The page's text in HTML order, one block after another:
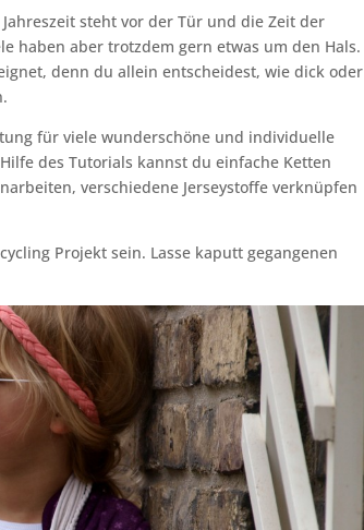
steht vor der Tür und die Zeit der
haben aber trotzdem gern etwas um den Hals.
denn du allein entscheidest, wie dick oder
für viele wunderschöne und individuelle
des Tutorials kannst du einfache Ketten
verschiedene Jerseystoffe verknüpfen
Projekt sein. Lasse kaputt gegangenen